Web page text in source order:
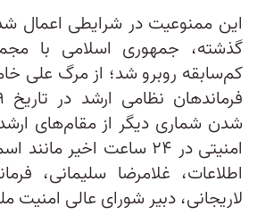
این ممنوعیت در شرایطی اعمال
گذشته، جمهوری اسلامی با
کم‌سابقه روبرو شد؛ از مرگ علی
شدن شماری دیگر از مقام‌های
امنیتی در ۲۴ ساعت اخیر
اطلاعات، غلامرضا سلیمانی،
لاریجانی، دبیر شورای عالی امنیت